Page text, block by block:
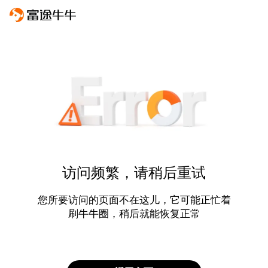
访问频繁，请稍后重试
您所要访问的页面不在这儿，它可能正忙着
刷牛牛圈，稍后就能恢复正常